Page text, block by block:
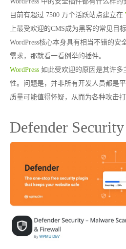
目前有超过 7500 万个活跃站点建立在
上最受欢迎的CMS成为黑客的常见目
WordPress核心本身具有相当不错的安
需求，那就看一看例举的插件。
WordPress 如此受欢迎的原因是其许
性。问题是，并非所有开发人员都是
质量可能值得怀疑，从而为各种攻击打
Defender Security